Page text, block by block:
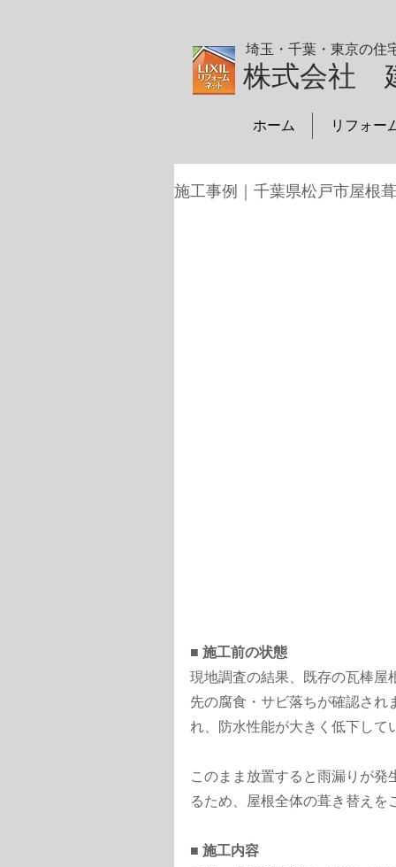
埼玉・千葉・東京の住
株式会社
ホーム リフォー
施工事例｜千葉県松戸市屋根
■ 施工前の状態
現地調査の結果、既存の瓦棒屋
先の腐食・サビ落ちが確認され
れ、防水性能が大きく低下して
このまま放置すると雨漏りが
るため、屋根全体の葺き替えを
■ 施工内容